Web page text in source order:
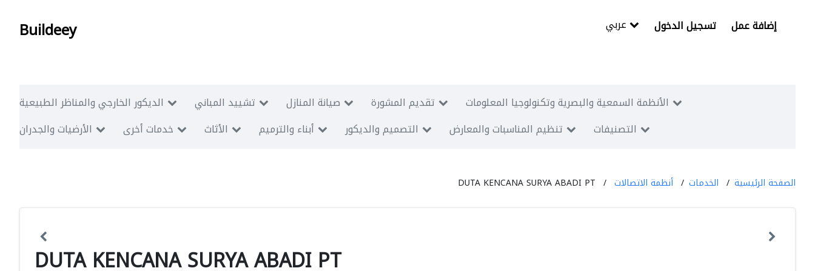
Buildeey تسجيل الدخول إضافة عمل
الديكور الخارجي والمناظر الطبيعية تشييد المباني صيانة المنازل تقديم المشورة
الأنظمة السمعية والبصرية وتكنولوجيا المعلومات
الأرضيات والجدران
خدمات أخرى الأثاث أبناء والترميم التصميم والديكور تنظيم المناسبات والمعارض التصنيفات
الصفحة الرئيسية الخدمات أنظمة الاتصالات DUTA KENCANA SURYA ABADI PT
DUTA KENCANA SURYA ABADI PT